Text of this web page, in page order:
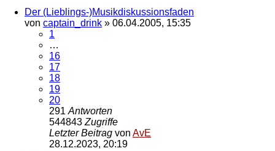
Der (Lieblings-)Musikdiskussionsfaden
von captain_drink » 06.04.2005, 15:35
1
…
16
17
18
19
20
291 Antworten
544843 Zugriffe
Letzter Beitrag von AvE
28.12.2023, 20:19